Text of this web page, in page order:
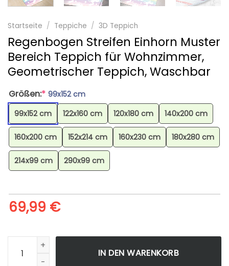
Startseite / Teppiche / 3D Teppich
Regenbogen Streifen Einhorn Muster
Bereich Teppich für Wohnzimmer,
Geometrischer Teppich, Waschbar
Größen:* 99x152 cm
99x152 cm
122x160 cm 120x180 cm 140x200 cm
160x200 cm 152x214 cm 160x230 cm 180x280 cm
214x99 cm 290x99 cm
69,99 €
Regenbogen Streifen Einhorn Muster Bereich Teppich für
IN DEN WARENKORB